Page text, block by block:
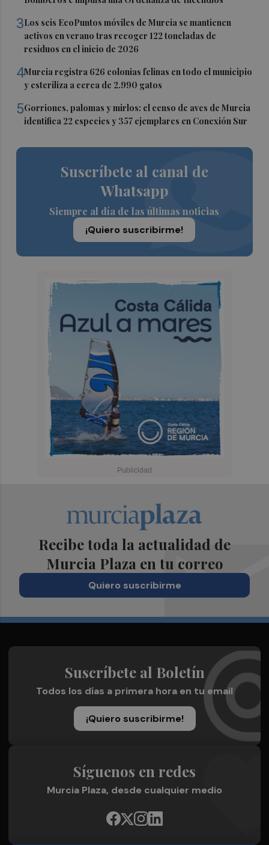
3Los seis EcoPuntos móviles de Murcia se mantienen
activos en verano tras recoger 122 toneladas de
residuos en el inicio de 2026
4Murcia registra 626 colonias felinas en todo el municipio
y esteriliza a cerca de 2.990 gatos
5Gorriones, palomas y mirlos: el censo de aves de Murcia
identifica 22 especies y 357 ejemplares en Conexión Sur
Suscríbete al canal de
Whatsapp
Siempre al día de las últimas noticias
¡Quiero suscribirme!
Recibe toda la actualidad de
Murcia Plaza en tu correo
Quiero suscribirme
Suscríbete al Boletín
Todos los días a primera hora en tu email
¡Quiero suscribirme!
Síguenos en redes
Murcia Plaza, desde cualquier medio